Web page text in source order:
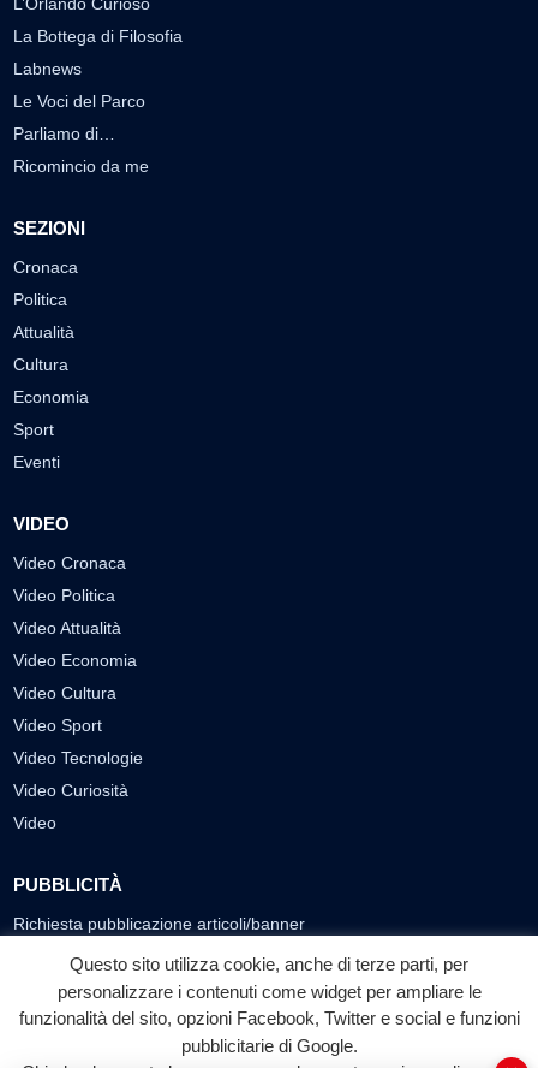
La Bottega di Filosofia
Labnews
Le Voci del Parco
Parliamo di…
Ricomincio da me
SEZIONI
Cronaca
Politica
Attualità
Cultura
Economia
Sport
Eventi
VIDEO
Video Cronaca
Video Politica
Video Attualità
Video Economia
Video Cultura
Video Sport
Video Tecnologie
Video Curiosità
Video
PUBBLICITÀ
Richiesta pubblicazione articoli/banner
SEGUICI SUI SOCIAL
f
Facebook
◎ ▶
YouTube
Questo sito utilizza cookie, anche di terze parti, per
personalizzare i contenuti come widget per ampliare le
funzionalità del sito, opzioni Facebook, Twitter e social e funzioni
pubblicitarie di Google.